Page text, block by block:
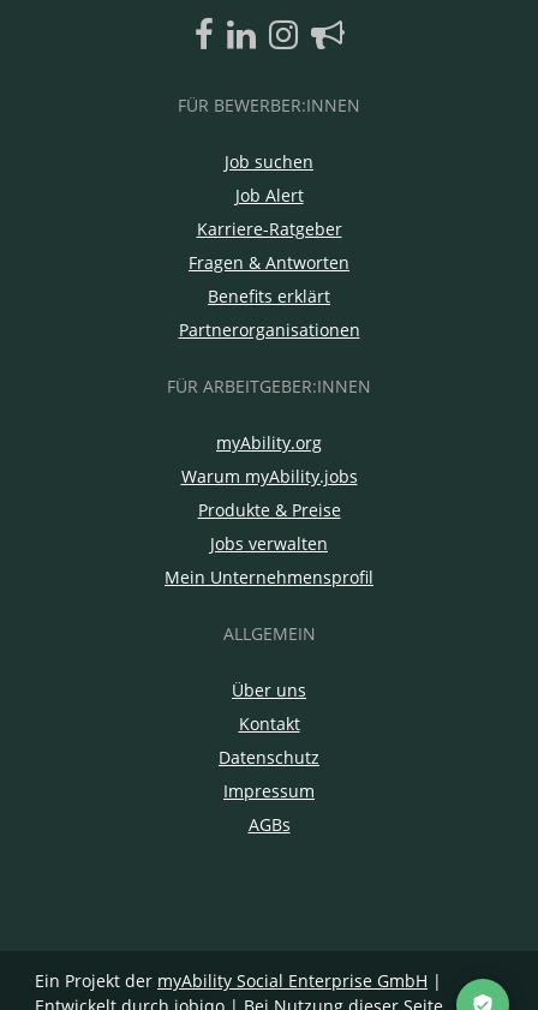
FÜR BEWERBER:INNEN
Job suchen
Job Alert
Karriere-Ratgeber
Fragen & Antworten
Benefits erklärt
Partnerorganisationen
FÜR ARBEITGEBER:INNEN
myAbility.org
Warum myAbility.jobs
Produkte & Preise
Jobs verwalten
Mein Unternehmensprofil
ALLGEMEIN
Über uns
Kontakt
Datenschutz
Impressum
AGBs
Ein Projekt der myAbility Social Enterprise GmbH |